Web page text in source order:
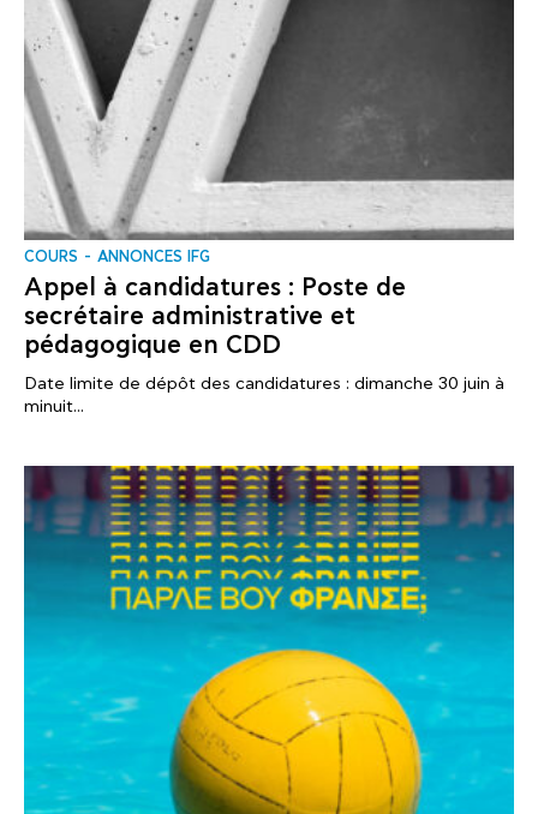
COURS ANNONCES IFG
Appel à candidatures : Poste de
secrétaire administrative et
pédagogique en CDD
Date limite de dépôt des candidatures : dimanche 30 juin à
minuit...